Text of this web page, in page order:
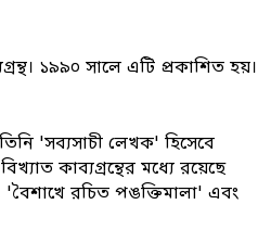
১৯৯০ সালে এটি প্রকাশিত হয়।
তিনি 'সব্যসাচী লেখক' হিসেবে
কাব্যগ্রন্থের মধ্যে রয়েছে
রচিত পঙক্তিমালা' এবং